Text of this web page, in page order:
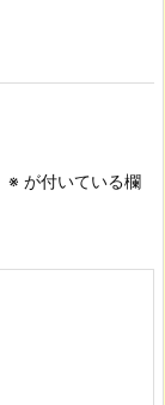
※ が付いている欄